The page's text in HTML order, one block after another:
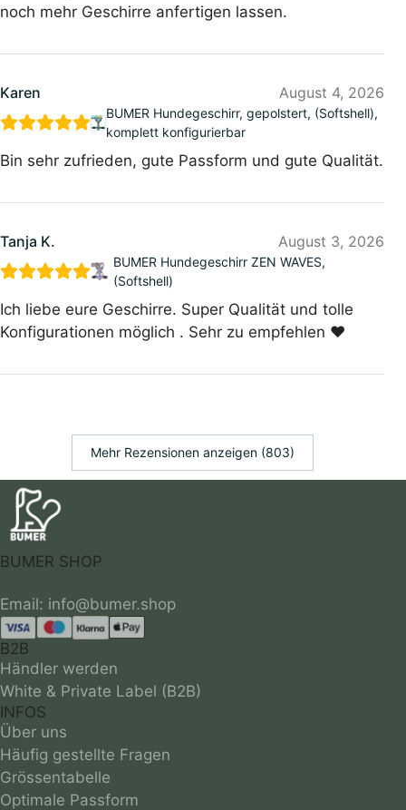
noch mehr Geschirre anfertigen lassen.
Karen August 4, 2026
BUMER Hundegeschirr, gepolstert, (Softshell),
komplett konfigurierbar
Bin sehr zufrieden, gute Passform und gute Qualität.
Tanja K. August 3, 2026
BUMER Hundegeschirr ZEN WAVES,
(Softshell)
Ich liebe eure Geschirre. Super Qualität und tolle
Konfigurationen möglich . Sehr zu empfehlen ❤️
Mehr Rezensionen anzeigen (803)
BUMER SHOP
B2B
Händler werden
White & Private Label (B2B)
INFOS
Über uns
Häufig gestellte Fragen
Grössentabelle
Optimale Passform